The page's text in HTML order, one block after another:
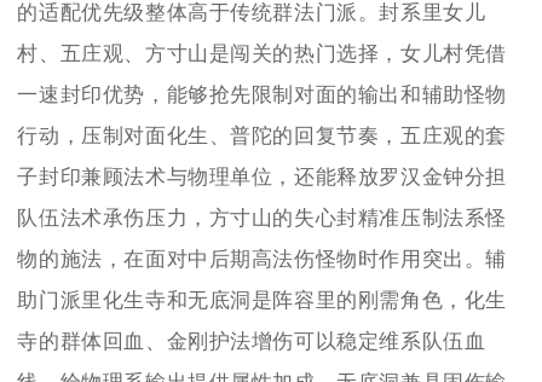
的适配优先级整体高于传统群法门派。封系里女儿
村、五庄观、方寸山是闯关的热门选择，女儿村凭借
一速封印优势，能够抢先限制对面的输出和辅助怪物
行动，压制对面化生、普陀的回复节奏，五庄观的套
子封印兼顾法术与物理单位，还能释放罗汉金钟分担
队伍法术承伤压力，方寸山的失心封精准压制法系怪
物的施法，在面对中后期高法伤怪物时作用突出。辅
助门派里化生寺和无底洞是阵容里的刚需角色，化生
寺的群体回血、金刚护法增伤可以稳定维系队伍血